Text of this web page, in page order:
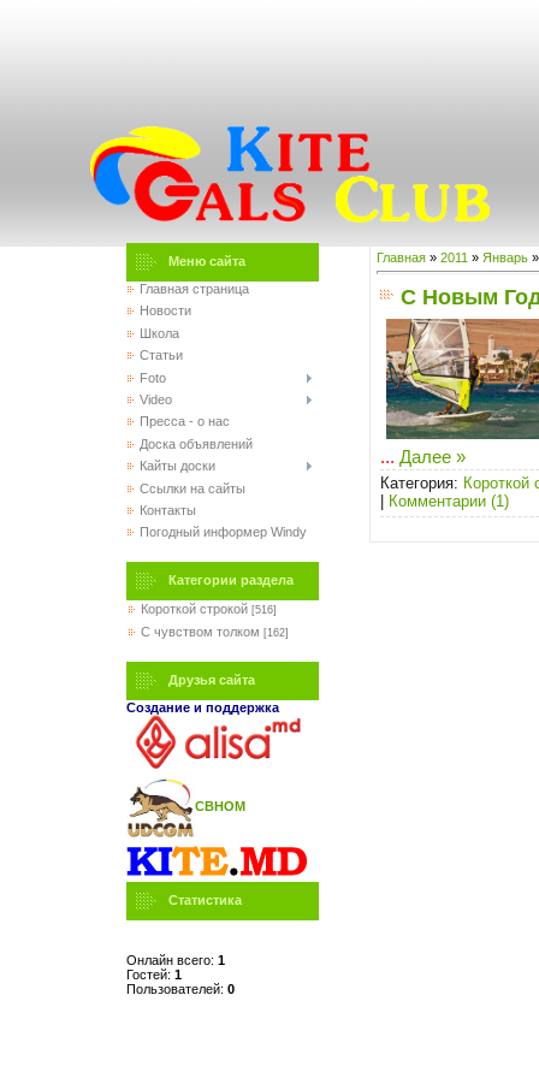
Меню сайта
Главная страница
Новости
Школа
Статьи
Foto
Video
Пресса - о нас
Доска объявлений
Кайты доски
Ссылки на сайты
Контакты
Погодный информер Windy
Категории раздела
Короткой строкой [516]
C чувством толком [162]
Друзья сайта
Создание и поддержка
СВНОМ
Статистика
Онлайн всего: 1
Гостей: 1
Пользователей: 0
Главная» 2011 » Январь »
C Новым
... Далее »
Категория: Короткой
| Комментарии (1)